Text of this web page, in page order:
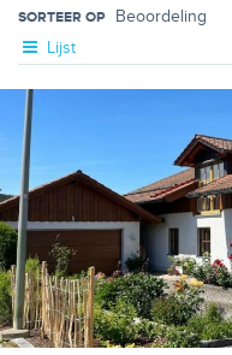
SORTEER OP
Lijst